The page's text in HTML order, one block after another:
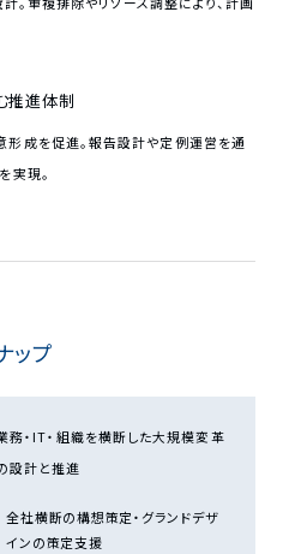
推進体制
成を促進。報告設計や定例運営を通
実現。
ップ
務・IT・組織を横断した大規模変革
設計と推進
全社横断の構想策定・グランドデザ
インの策定支援